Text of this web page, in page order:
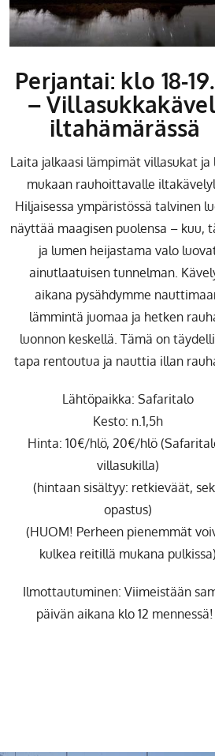
Perjantai: klo 18-
–
iltahämärässä
Laita jalkaasi lämpimät villasukat ja
mukaan rauhoittavalle
Hiljaisessa ympäristössä talvinen
näyttää maagisen puolensa – kuu,
ja lumen heijastama valo
ainutlaatuisen tunnelman.
aikana pysähdymme
lämmintä juomaa ja hetken
luonnon keskellä. Tämä on
tapa rentoutua ja nauttia illan
Lähtöpaikka: Safaritalo
Kesto: n.1,5h
Hinta: 10€/hlö, 20€/hlö
villasukilla)
(hintaan sisältyy: retkieväät,
opastus)
(HUOM! Perheen pienemmät
kulkea reitillä mukana pulkissa)
Ilmottautuminen: Viimeistään
päivän aikana klo 12 mennessä!